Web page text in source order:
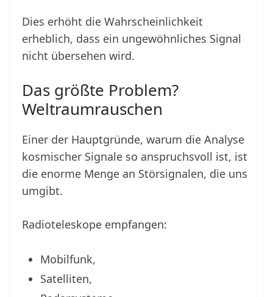
Dies erhöht die Wahrscheinlichkeit
erheblich, dass ein ungewöhnliches Signal
nicht übersehen wird.
Das größte Problem?
Weltraumrauschen
Einer der Hauptgründe, warum die Analyse
kosmischer Signale so anspruchsvoll ist, ist
die enorme Menge an Störsignalen, die uns
umgibt.
Radioteleskope empfangen:
Mobilfunk,
Satelliten,